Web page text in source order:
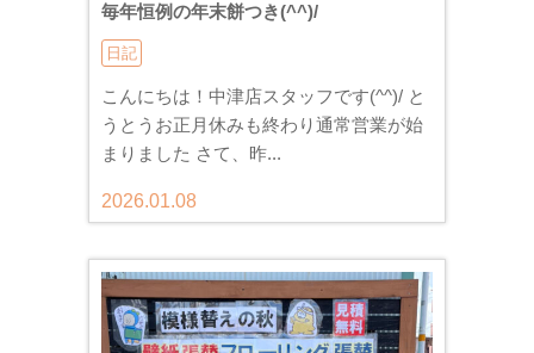
毎年恒例の年末餅つき(^^)/
日記
こんにちは！中津店スタッフです(^^)/ と
うとうお正月休みも終わり通常営業が始
まりました さて、昨...
2026.01.08